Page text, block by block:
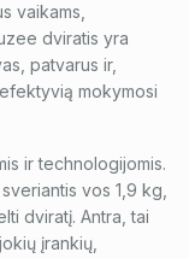
vaikams,
dviratis yra
patvarus ir,
mokymosi
ir technologijomis.
vos 1,9 kg,
dviratį. Antra, tai
įrankių,